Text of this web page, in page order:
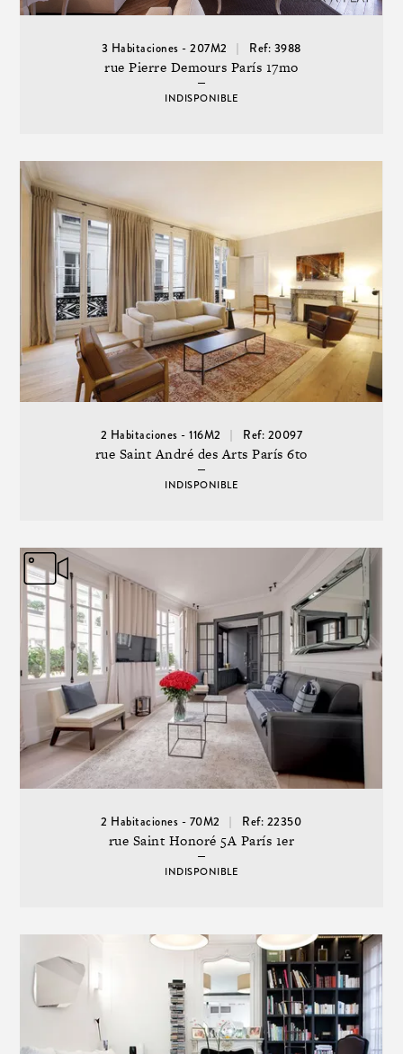
3 Habitaciones - 207M2 Ref: 3988
rue Pierre Demours París 17mo
INDISPONIBLE
2 Habitaciones - 116M2 Ref: 20097
rue Saint André des Arts París 6to
INDISPONIBLE
2 Habitaciones - 70M2 Ref: 22350
rue Saint Honoré 5A París 1er
INDISPONIBLE